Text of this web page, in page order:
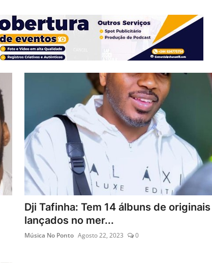
Dji Tafinha: Tem 14 álbuns de originais
lançados no mer...
Música No Ponto Agosto 22, 2023 0